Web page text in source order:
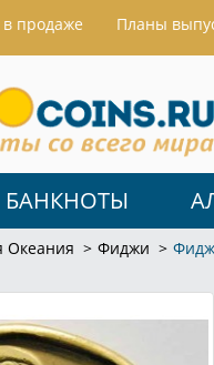
в продаже Планы
БАНКНОТЫ
Океания Фиджи